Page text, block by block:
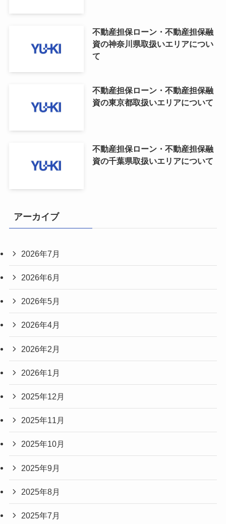
不動産担保ローン・不動産担保融
資の神奈川県取扱いエリアについ
て
不動産担保ローン・不動産担保融
資の東京都取扱いエリアについて
不動産担保ローン・不動産担保融
資の千葉県取扱いエリアについて
アーカイブ
2026年7月
2026年6月
2026年5月
2026年4月
2026年2月
2026年1月
2025年12月
2025年11月
2025年10月
2025年9月
2025年8月
2025年7月